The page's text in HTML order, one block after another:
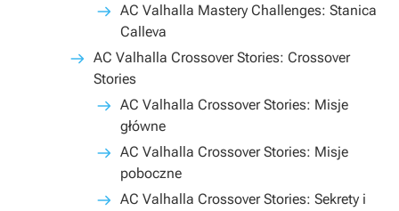
AC Valhalla Mastery Challenges: Stanica
Calleva
AC Valhalla Crossover Stories: Crossover
Stories
AC Valhalla Crossover Stories: Misje
główne
AC Valhalla Crossover Stories: Misje
poboczne
AC Valhalla Crossover Stories: Sekrety i